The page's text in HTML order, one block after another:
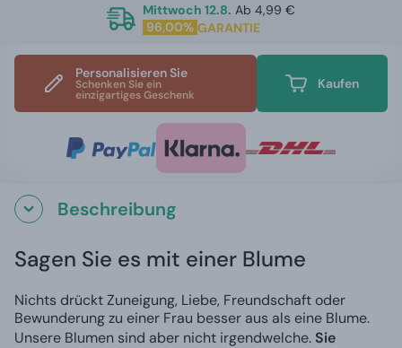
Mittwoch 12.8. Ab 4,99 €
96,00% GARANTIE
Personalisieren Sie
Schenken Sie ein
einzigartiges Geschenk
Kaufen
Beschreibung
Sagen Sie es mit einer Blume
Nichts drückt Zuneigung, Liebe, Freundschaft oder
Bewunderung zu einer Frau besser aus als eine Blume.
Unsere Blumen sind aber nicht irgendwelche. Sie